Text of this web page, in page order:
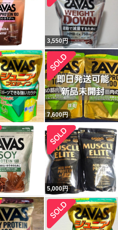
3,550円
7,600円
5,000円